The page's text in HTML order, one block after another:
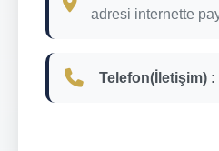
adresi internette
Telefon(İletişim) :